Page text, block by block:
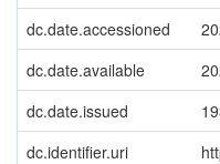
dc.date.accessioned
dc.date.available
dc.date.issued
dc.identifier.uri